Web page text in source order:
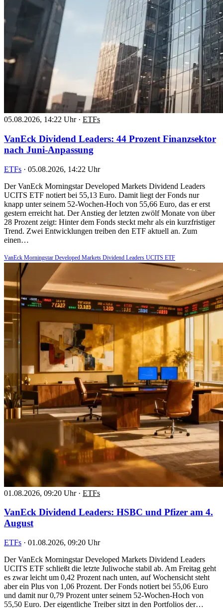
05.08.2026, 14:22 Uhr · ETFs
VanEck Dividend Leaders: 44 Prozent Finanzsektor
nach Juni-Anpassung
ETFs · 05.08.2026, 14:22 Uhr
Der VanEck Morningstar Developed Markets Dividend Leaders
UCITS ETF notiert bei 55,13 Euro. Damit liegt der Fonds nur
knapp unter seinem 52-Wochen-Hoch von 55,66 Euro, das er erst
gestern erreicht hat. Der Anstieg der letzten zwölf Monate von über
28 Prozent zeigt: Hinter dem Fonds steckt mehr als ein kurzfristiger
Trend. Zwei Entwicklungen treiben den ETF aktuell an. Zum
einen…
VanEck Morningstar Developed Markets Dividend Leaders UCITS ETF
01.08.2026, 09:20 Uhr · ETFs
VanEck Dividend Leaders: HSBC und Pfizer am 4.
August
ETFs · 01.08.2026, 09:20 Uhr
Der VanEck Morningstar Developed Markets Dividend Leaders
UCITS ETF schließt die letzte Juliwoche stabil ab. Am Freitag geht
es zwar leicht um 0,42 Prozent nach unten, auf Wochensicht steht
aber ein Plus von 1,06 Prozent. Der Fonds notiert bei 55,06 Euro
und damit nur 0,79 Prozent unter seinem 52-Wochen-Hoch von
55,50 Euro. Der eigentliche Treiber sitzt in den Portfolios der…